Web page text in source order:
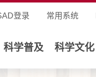
登录 常用系统
科学普及 科学文化